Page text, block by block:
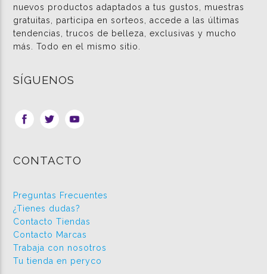
nuevos productos adaptados a tus gustos, muestras
gratuitas, participa en sorteos, accede a las últimas
tendencias, trucos de belleza, exclusivas y mucho
más. Todo en el mismo sitio.
SÍGUENOS
CONTACTO
Preguntas Frecuentes
¿Tienes dudas?
Contacto Tiendas
Contacto Marcas
Trabaja con nosotros
Tu tienda en peryco